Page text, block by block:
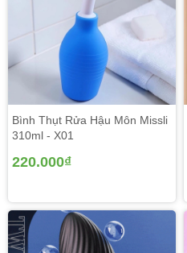
Bình Thụt Rửa Hậu Môn Missli
310ml - X01
220.000₫